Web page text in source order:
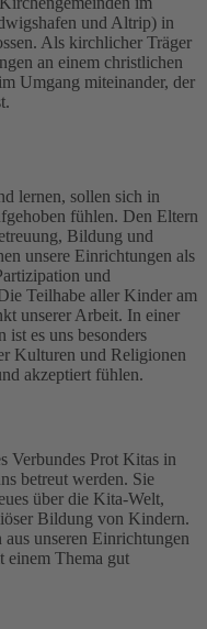
und Altrip) in
Als kirchlicher Träger
an einem christlichen
Umgang miteinander, der
lernen, sollen sich in
fühlen. Den Eltern
Bildung und
unsere Einrichtungen als
und
Teilhabe aller Kinder am
unserer Arbeit. In einer
es uns besonders
Kulturen und Religionen
akzeptiert fühlen.
Verbundes Prot Kitas in
betreut werden. Sie
über die Kita-Welt,
Bildung von Kindern.
unseren Einrichtungen
einem Thema gut